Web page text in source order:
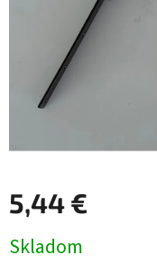
5,44 €
cena:
Skladom